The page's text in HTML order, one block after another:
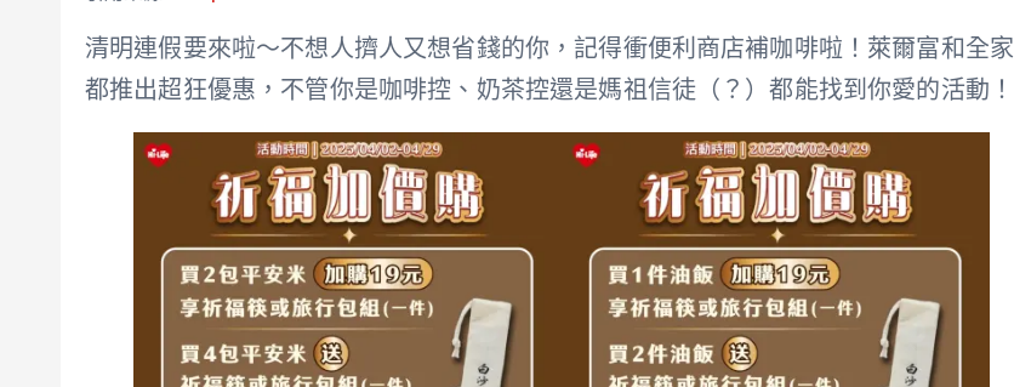
清明連假要來啦～不想人擠人又想省錢的你，記得衝便利商店補咖啡啦！萊爾富和全家
都推出超狂優惠，不管你是咖啡控、奶茶控還是媽祖信徒（？）都能找到你愛的活動！